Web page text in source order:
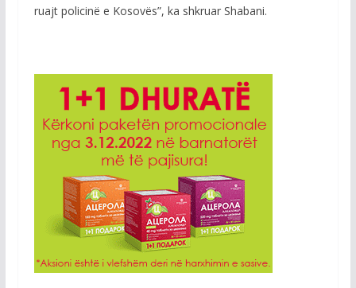
ruajt policinë e Kosovës”, ka shkruar Shabani.